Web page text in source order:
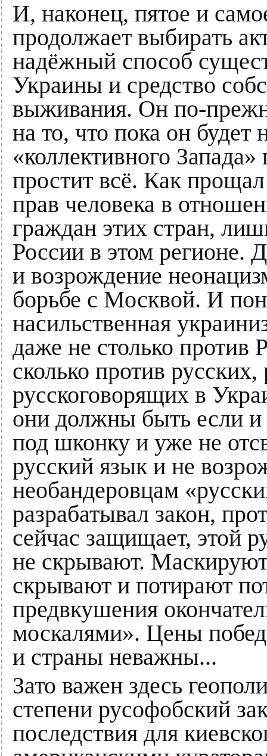
И, наконец, пятое и
продолжает выбирать
надёжный способ
Украины и средство
выживания. Он по-
на то, что пока он
«коллективного
простит всё. Как
прав человека в
граждан этих стран,
России в этом регионе.
и возрождение
борьбе с Москвой. И
насильственная
даже не столько против
сколько против
русскоговорящих в
они должны быть если
под шконку и уже не
русский язык и не
необандеровцам
разрабатывал закон,
сейчас защищает, этой
не скрывают.
скрывают и потирают
предвкушения
москалями». Цены
и страны неважны...
Зато важен здесь
степени русофобский
последствия для